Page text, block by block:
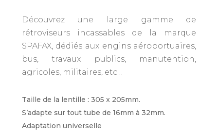
Découvrez une large gamme de
rétroviseurs incassables de la marque
SPAFAX, dédiés aux engins aéroportuaires,
bus, travaux publics, manutention,
agricoles, militaires, etc…
Taille de la lentille : 305 x 205mm.
S’adapte sur tout tube de 16mm à 32mm.
Adaptation universelle